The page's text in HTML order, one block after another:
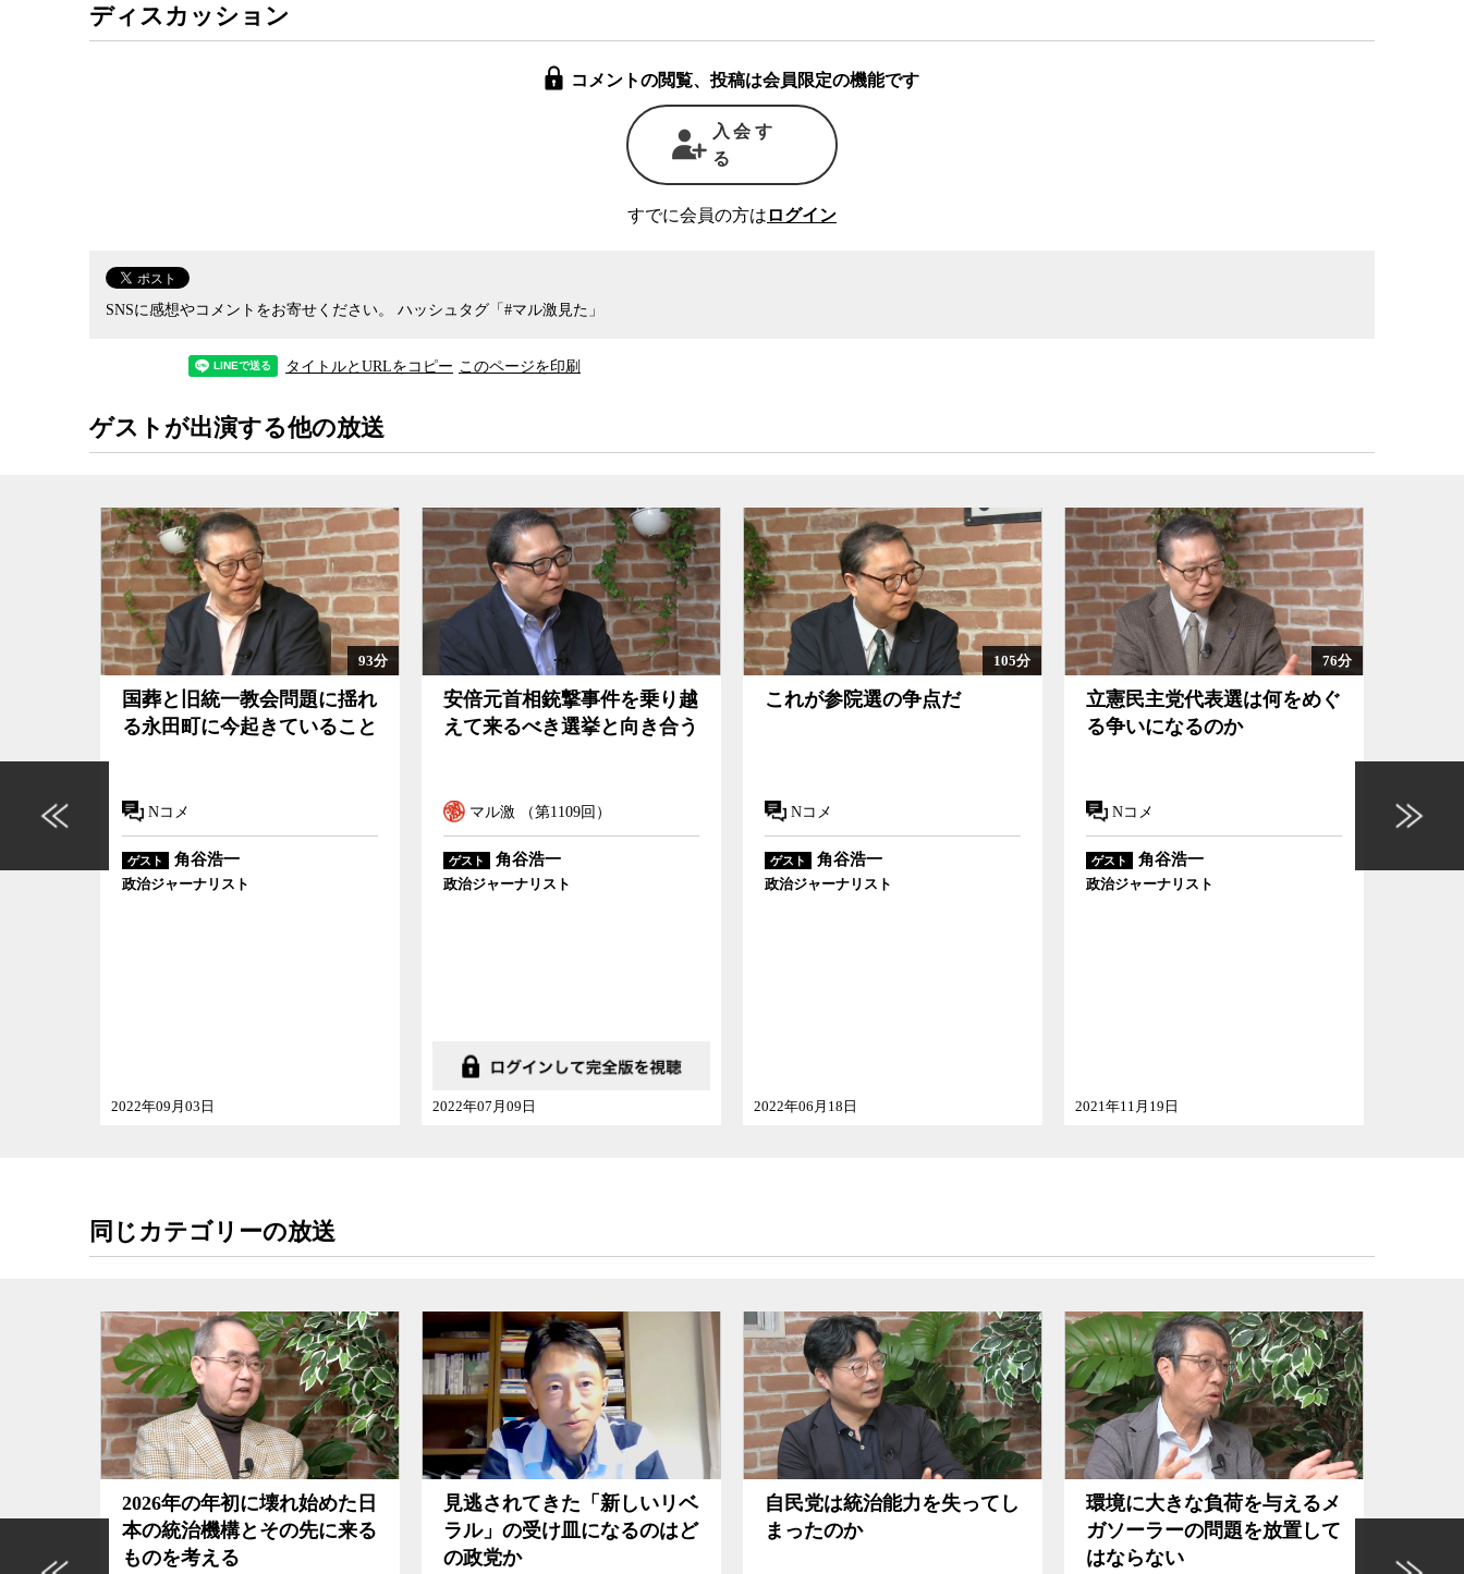
とで、過去四半世紀にわたり重ねてきた「
へと集中させてきた政治体制が、コロナ禍という現実の緊急事態に直面し
た時にまったくの機能不全に陥るというのは、あまりにも話が違いすぎないか。これまで政治につ
ぎ込んできた税金や小選挙区制の下でごみ箱に捨てられてきた死票を返せと言いたくもなる。
政治ジャーナリストの角谷浩一氏は、現在の政治の体たらくは、これまでどんな失敗をしても一
切責任を取らなくていい政治を許してきたことのツケがいよいよ回ってきたものだと指摘する。
たされたことの方が少なかったし、あからさまな身内の優遇や
公文書の改ざん
大な期待を背負いながら最終的にはその期待を裏切る結果となった民主党政権のトラウマを抱え、
倍政権が選挙で勝ち続けることができたのは、投票率の低さと民主党のお家騒動や分裂のおかげだ
して上がっているわけではない。しかし、理由はどうであれ過去7年間、自民党は勝ち続け、安倍
政権そして菅政権は首相官邸に一極集中したこの国の権力を握り続けた。
まさに一連の政治改革や一極集中の真価が問われたのが、今回のコロナ危機だった。
なぜしっかりと検査を行い感染源を特定したうえでこれを遮断するという、ごく当たり前の感染
対策ができないのか。島国は感染症発生時の
水際対策で圧倒的に有利な立場にあり、その利点を活
かしてニュージーランドや台湾、オーストラリアなどは感染症対策で優れた実績を残してきている
のに、なぜ島国の代表格である日本にはそれができないのか。ビデオニュース・ドットコムは首相
の記者会見で何度かこの問いをぶつけているが、そもそもできないのか、やりたくないのか、やる
気がないのか。
角谷氏は、政権交代後の自民党は、やるべきことをやらなくても容易に選挙に勝てたため、権力
い政党になってしまったのだと語る。政治的な決断は痛みを伴うし、その正当性を丁寧に国民に説
明する能力も求められる。誰だって、やらないで済めばやりたくないものが多い。しかし、国民の
命と生活を守るのは政治の最低限の務めであり、政治に関心のあるなしに関わらず、有権者であれ
ば自分や自分が愛する人の命や生活のためであれば、多少面倒くさくても、
を投じることくら
る。決して自民党の権力基盤も盤石とは言えない状況にある。
日本はコロナ対策さえまともに打てない政治勢力といつまで付き合うつもりなのか、このまま心
治ウオッチャーの角谷氏とジャーナリストの神保哲生、社会学者の宮台真司が議論した。
ディスカッション
コメントの閲覧、投稿は会員限定の機能です
入会す
る
すでに会員の方は ログイン
SNSに感想やコメントをお寄せください。 ハッシュタグ「#マル激見た」
タイトルとURLをコピー このページを印刷
ゲストが出演する他の放送
93分
安倍元首相銃撃事件を乗り越
えて来るべき選挙と向き合う
ゲスト 角谷浩一
政治ジャーナリスト
2022年07月09日
105分
これが参院選の争点だ
Nコメ
ゲスト 角谷浩一
政治ジャーナリスト
2022年06月18日
立憲民主党代表選は何をめぐ
ゲスト 角谷浩一
政治ジャーナリスト
2021年11月19日
総選挙で明確に示された古い
政治との決別という方向性
ゲスト 角谷浩一
政治ジャーナリスト
2021年11月01日
同じカテゴリーの放送
見逃されてきた「新しいリベ
ラル」の受け皿になるのはど
の政党か
自民党は統治能力を失ってし
まったのか
環境に大きな負荷を与えるメ
ガソーラーの問題を放置して
国がどんなにダメになっても
地方にできることはたくさん
ある